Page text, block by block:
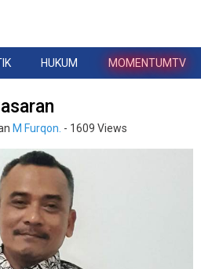
HUKUM MOMENTUMTV
M Furqon. - 1609 Views